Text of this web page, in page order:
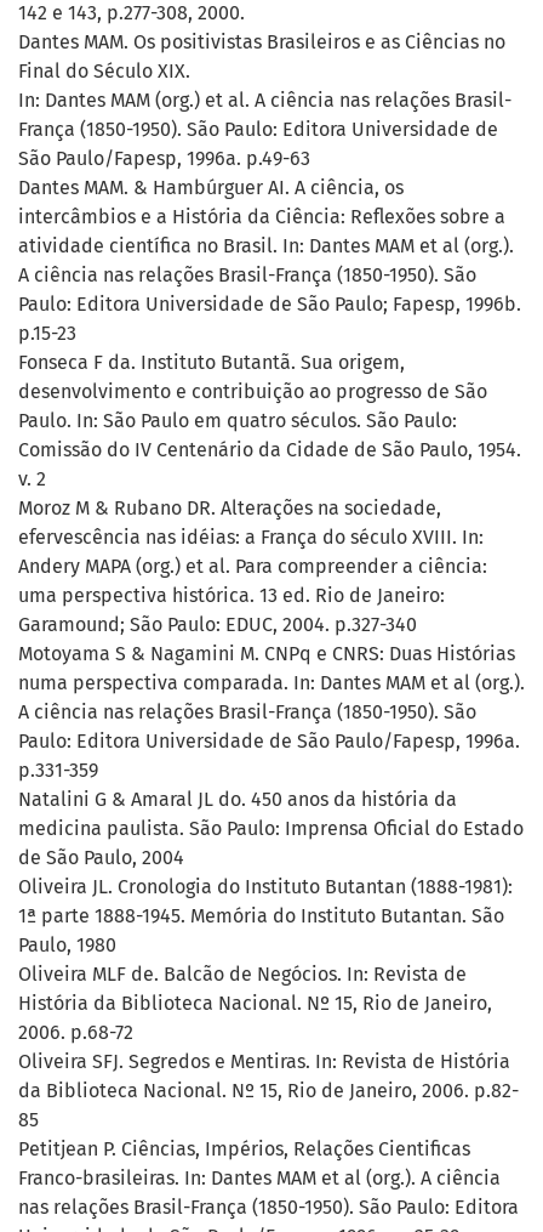
142 e 143, p.277-308, 2000.
Dantes MAM. Os positivistas Brasileiros e as Ciências no
Final do Século XIX.
In: Dantes MAM (org.) et al. A ciência nas relações Brasil-
França (1850-1950). São Paulo: Editora Universidade de
São Paulo/Fapesp, 1996a. p.49-63
Dantes MAM. & Hambúrguer AI. A ciência, os
intercâmbios e a História da Ciência: Reflexões sobre a
atividade científica no Brasil. In: Dantes MAM et al (org.).
A ciência nas relações Brasil-França (1850-1950). São
Paulo: Editora Universidade de São Paulo; Fapesp, 1996b.
p.15-23
Fonseca F da. Instituto Butantã. Sua origem,
desenvolvimento e contribuição ao progresso de São
Paulo. In: São Paulo em quatro séculos. São Paulo:
Comissão do IV Centenário da Cidade de São Paulo, 1954.
v. 2
Moroz M & Rubano DR. Alterações na sociedade,
efervescência nas idéias: a França do século XVIII. In:
Andery MAPA (org.) et al. Para compreender a ciência:
uma perspectiva histórica. 13 ed. Rio de Janeiro:
Garamound; São Paulo: EDUC, 2004. p.327-340
Motoyama S & Nagamini M. CNPq e CNRS: Duas Histórias
numa perspectiva comparada. In: Dantes MAM et al (org.).
A ciência nas relações Brasil-França (1850-1950). São
Paulo: Editora Universidade de São Paulo/Fapesp, 1996a.
p.331-359
Natalini G & Amaral JL do. 450 anos da história da
medicina paulista. São Paulo: Imprensa Oficial do Estado
de São Paulo, 2004
Oliveira JL. Cronologia do Instituto Butantan (1888-1981):
1ª parte 1888-1945. Memória do Instituto Butantan. São
Paulo, 1980
Oliveira MLF de. Balcão de Negócios. In: Revista de
História da Biblioteca Nacional. Nº 15, Rio de Janeiro,
2006. p.68-72
Oliveira SFJ. Segredos e Mentiras. In: Revista de História
da Biblioteca Nacional. Nº 15, Rio de Janeiro, 2006. p.82-
85
Petitjean P. Ciências, Impérios, Relações Cientificas
Franco-brasileiras. In: Dantes MAM et al (org.). A ciência
nas relações Brasil-França (1850-1950). São Paulo: Editora